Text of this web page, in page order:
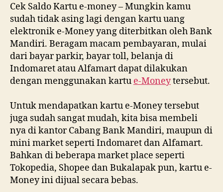
Cek Saldo Kartu e-money – Mungkin kamu
sudah tidak asing lagi dengan kartu uang
elektronik e-Money yang diterbitkan oleh Bank
Mandiri. Beragam macam pembayaran, mulai
dari bayar parkir, bayar toll, belanja di
Indomaret atau Alfamart dapat dilakukan
dengan menggunakan kartu e-Moneytersebut.
Untuk mendapatkan kartu e-Money tersebut
juga sudah sangat mudah, kita bisa membeli
nya di kantor Cabang Bank Mandiri, maupun di
mini market seperti Indomaret dan Alfamart.
Bahkan di beberapa market place seperti
Tokopedia, Shopee dan Bukalapak pun, kartu e-
Money ini dijual secara bebas.